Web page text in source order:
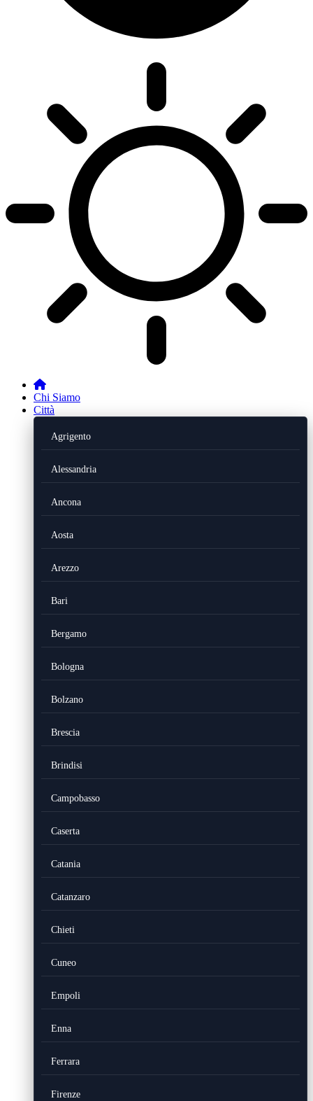
Chi Siamo
Città
Agrigento
Alessandria
Ancona
Aosta
Arezzo
Bari
Bergamo
Bologna
Bolzano
Brescia
Brindisi
Campobasso
Caserta
Catania
Catanzaro
Chieti
Cuneo
Empoli
Enna
Ferrara
Firenze